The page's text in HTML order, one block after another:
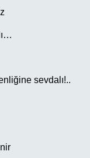
sevdalı!..